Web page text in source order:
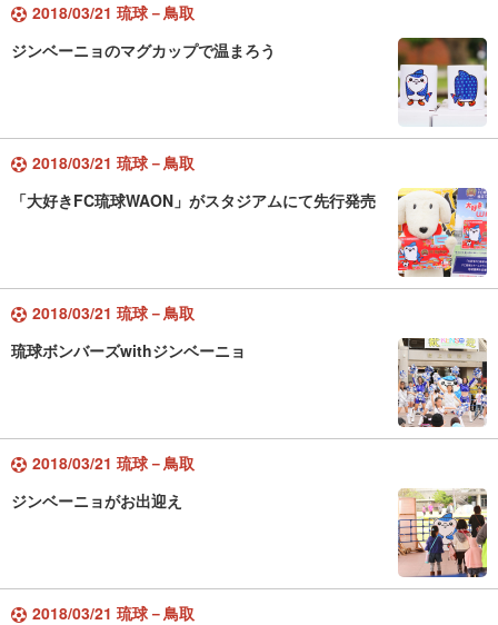
2018/03/21 琉球－鳥取
ジンベーニョのマグカップで温まろう
2018/03/21 琉球－鳥取
「大好きFC琉球WAON」がスタジアムにて先行発売
2018/03/21 琉球－鳥取
琉球ボンバーズwithジンベーニョ
2018/03/21 琉球－鳥取
ジンベーニョがお出迎え
2018/03/21 琉球－鳥取